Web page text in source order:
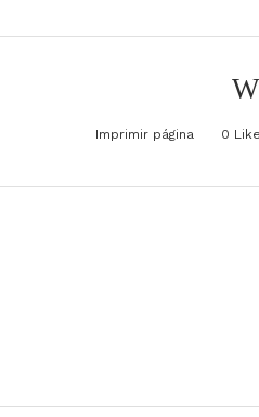
Imprimir página 0